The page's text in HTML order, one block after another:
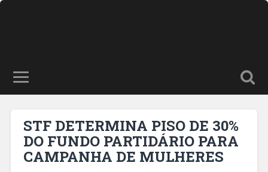
STF DETERMINA PISO DE 30%
DO FUNDO PARTIDÁRIO PARA
CAMPANHA DE MULHERES